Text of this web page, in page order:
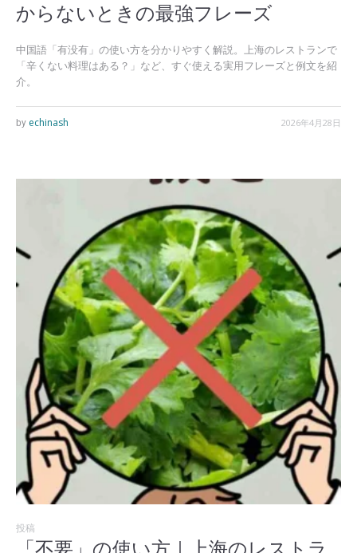
からないときの最強フレーズ
中国語「有没有」の使い方を分かりやすく解説。上海のレストランで
「辛くない料理はある？」など、すぐ使える実用フレーズと例文を紹
介。
2026年4月28日
by echinash
投稿